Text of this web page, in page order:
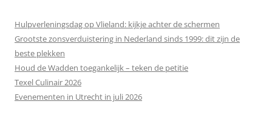
Hulpverleningsdag op Vlieland: kijkje achter de schermen
Grootste zonsverduistering in Nederland sinds 1999: dit zijn de
beste plekken
Houd de Wadden toegankelijk – teken de petitie
Texel Culinair 2026
Evenementen in Utrecht in juli 2026